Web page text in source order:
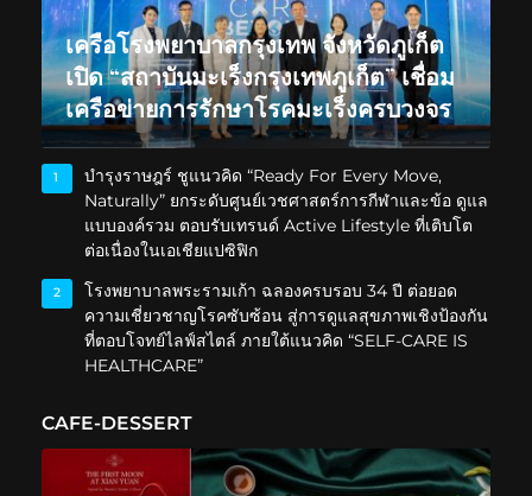
เครือโรงพยาบาลกรุงเทพ จังหวัดภูเก็ต
เปิด “สถาบันมะเร็งกรุงเทพภูเก็ต” เชื่อม
เครือข่ายการรักษาโรคมะเร็งครบวงจร
1
บำรุงราษฎร์ ชูแนวคิด “Ready For Every Move,
Naturally” ยกระดับศูนย์เวชศาสตร์การกีฬาและข้อ ดูแล
แบบองค์รวม ตอบรับเทรนด์ Active Lifestyle ที่เติบโต
ต่อเนื่องในเอเชียแปซิฟิก
2
โรงพยาบาลพระรามเก้า ฉลองครบรอบ 34 ปี ต่อยอด
ความเชี่ยวชาญโรคซับซ้อน สู่การดูแลสุขภาพเชิงป้องกัน
ที่ตอบโจทย์ไลฟ์สไตล์ ภายใต้แนวคิด “SELF-CARE IS
HEALTHCARE”
CAFE-DESSERT